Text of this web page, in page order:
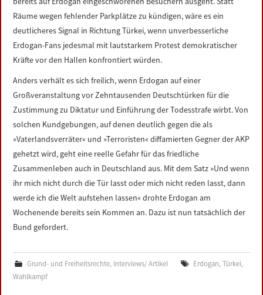
Räume wegen fehlender Parkplätze zu kündigen, wäre es ein
deutlicheres Signal in Richtung Türkei, wenn unverbesserliche
Erdogan-Fans jedesmal mit lautstarkem Protest demokratischer
Kräfte vor den Hallen konfrontiert würden.
Anders verhält es sich freilich, wenn Erdogan auf einer
Großveranstaltung vor Zehntausenden Deutschtürken für die
Zustimmung zu Diktatur und Einführung der Todesstrafe wirbt. Von
solchen Kundgebungen, auf denen deutlich gegen die als
»Vaterlandsverräter« und »Terroristen« diffamierten Gegner der AKP
gehetzt wird, geht eine reelle Gefahr für das friedliche
Zusammenleben auch in Deutschland aus. Mit dem Satz »Und wenn
ihr mich nicht durch die Tür lasst oder mich nicht reden lasst, dann
werde ich die Welt aufstehen lassen« drohte Erdogan am
Wochenende bereits sein Kommen an. Dazu ist nun tatsächlich der
Bund gefordert.
Grund- und Freiheitsrechte, Interviews/ Artikel Erdogan, Türkei,
Wahlkampf